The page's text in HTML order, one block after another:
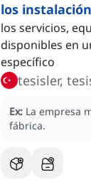
los instalación
los servicios,
disponibles en
específico
tesisler,
Ex: La empresa
fábrica.